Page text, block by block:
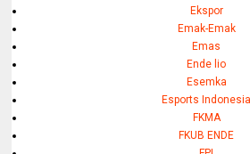
Ekspor
Emak-Emak
Emas
Ende lio
Esemka
Esports Indonesia
FKMA
FKUB ENDE